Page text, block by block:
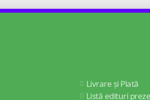
Livrare și Plată
Listă edituri